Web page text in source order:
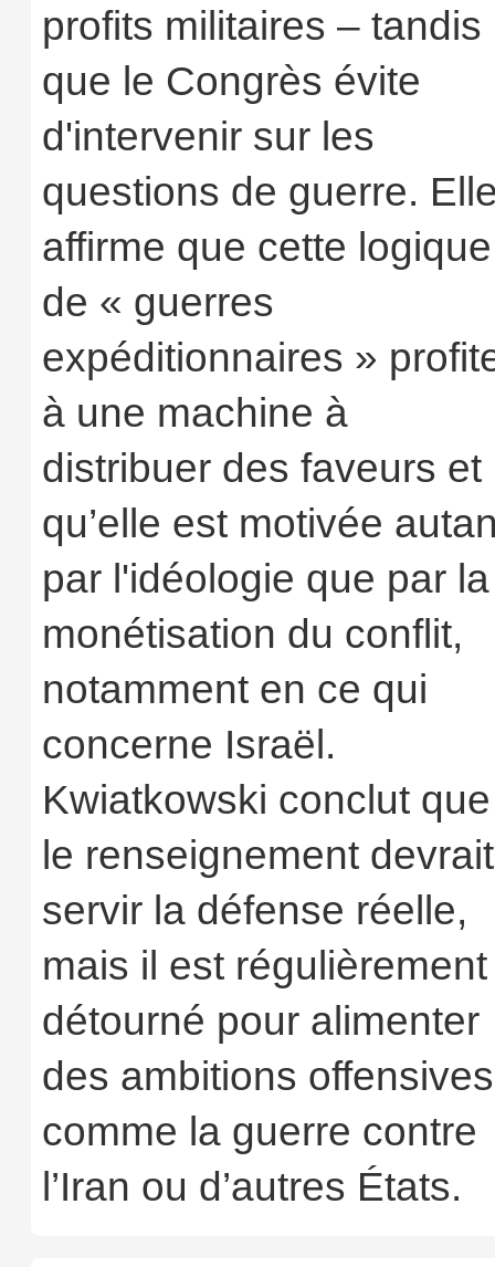
profits militaires – tandis
que le Congrès évite
d'intervenir sur les
questions de guerre.
affirme que cette logique
de « guerres
expéditionnaires »
à une machine à
distribuer des faveurs et
qu’elle est motivée
par l'idéologie que par la
monétisation du conflit,
notamment en ce qui
concerne Israël.
Kwiatkowski conclut que
le renseignement devrait
servir la défense réelle,
mais il est régulièrement
détourné pour alimenter
des ambitions offensives
comme la guerre contre
l’Iran ou d’autres États.